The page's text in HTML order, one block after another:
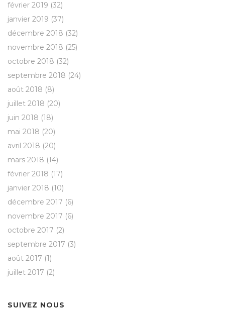
février 2019 (32)
janvier 2019 (37)
décembre 2018 (32)
novembre 2018 (25)
octobre 2018 (32)
septembre 2018 (24)
août 2018 (8)
juillet 2018 (20)
juin 2018 (18)
mai 2018 (20)
avril 2018 (20)
mars 2018 (14)
février 2018 (17)
janvier 2018 (10)
décembre 2017 (6)
novembre 2017 (6)
octobre 2017 (2)
septembre 2017 (3)
août 2017 (1)
juillet 2017 (2)
SUIVEZ NOUS